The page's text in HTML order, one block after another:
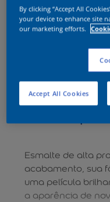
Esmalte de alta
acabamento, sua
uma película
a aparência de
By clicking “Accept All
your device to enhance site
our marketing efforts.
Accept All Cookies